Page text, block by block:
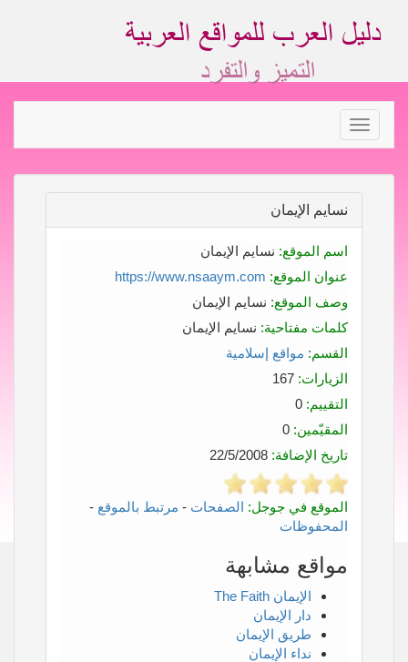
Toggle
navigation
نسايم الإيمان
اسم الموقع: نسايم الإيمان
عنوان الموقع: https://www.nsaaym.com
وصف الموقع: نسايم الإيمان
كلمات مفتاحية: نسايم الإيمان
القسم: مواقع إسلامية
الزيارات:
التقييم:
المقيّمين:
تاريخ الإضافة:
الموقع في جوجل: الصفحات - مرتبط بالموقع -
المحفوظات
مواقع مشابهة
الإيمان The Faith
دار الإيمان
طريق الإيمان
نداء الإيمان